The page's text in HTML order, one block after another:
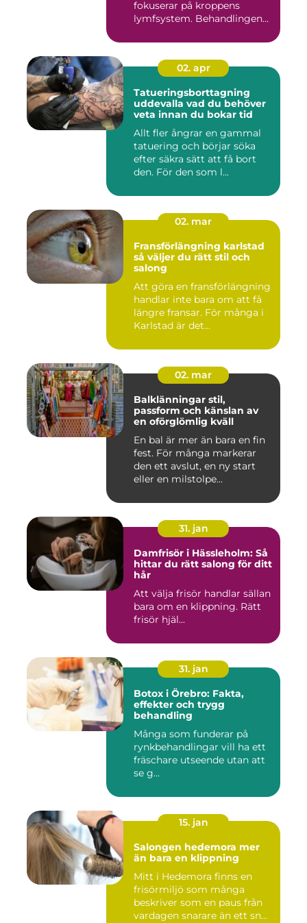
fokuserar på kroppens
lymfsystem. Behandlingen
02. apr
Tatueringsborttagning
uddevalla vad du behöver
veta innan du bokar tid
Allt fler ångrar en gammal
tatuering och börjar söka
efter säkra sätt att få bort
den. För den som l...
02. mar
Fransförlängning karlstad
så väljer du rätt stil och
salong
Att göra en fransförlängning
handlar inte bara om att få
längre fransar. För många i
Karlstad är det...
02. mar
Balklänningar stil,
passform och känslan av
en oförglömlig kväll
En bal är mer än bara en fin
fest. För många markerar
den ett avslut, en ny start
eller en milstolpe...
31. jan
Damfrisör i Hässleholm: Så
hittar du rätt salong för ditt
hår
Att välja frisör handlar sällan
bara om en klippning. Rätt
frisör hjäl...
31. jan
Botox i Örebro: Fakta,
effekter och trygg
behandling
Många som funderar på
rynkbehandlingar vill ha ett
fräschare utseende utan att
se g...
15. jan
Salongen hedemora mer
än bara en klippning
Mitt i Hedemora finns en
frisörmiljö som många
beskriver som en paus från
vardagen snarare än ett sn...